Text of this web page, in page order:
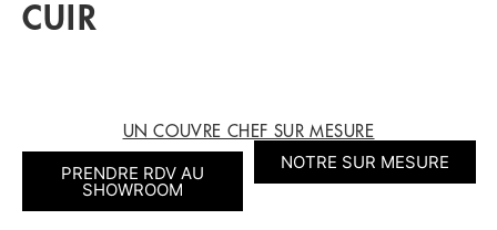
CUIR
UN COUVRE CHEF SUR MESURE
PRENDRE RDV AU
SHOWROOM
NOTRE SUR MESURE